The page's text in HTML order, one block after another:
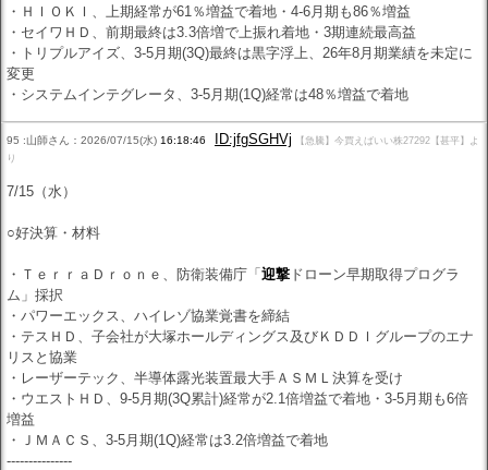
・ＨＩＯＫＩ、上期経常が61％増益で着地・4-6月期も86％増益
・セイワＨＤ、前期最終は3.3倍増で上振れ着地・3期連続最高益
・トリプルアイズ、3-5月期(3Q)最終は黒字浮上、26年8月期業績を未定に
変更
・システムインテグレータ、3-5月期(1Q)経常は48％増益で着地
95 :山師さん：2026/07/15(水) 16:18:46 ID:jfgSGHVj
【急騰】今買えばいい株27292【甚平】よ
り
7/15（水）
○好決算・材料
・ＴｅｒｒａＤｒｏｎｅ、防衛装備庁「 迎撃 ドローン早期取得プログラ
ム」採択
・パワーエックス、ハイレゾ協業覚書を締結
・テスＨＤ、子会社が大塚ホールディングス及びＫＤＤＩグループのエナ
リスと協業
・レーザーテック、半導体露光装置最大手ＡＳＭＬ決算を受け
・ウエストＨＤ、9-5月期(3Q累計)経常が2.1倍増益で着地・3-5月期も6倍
増益
・ＪＭＡＣＳ、3-5月期(1Q)経常は3.2倍増益で着地
---------------